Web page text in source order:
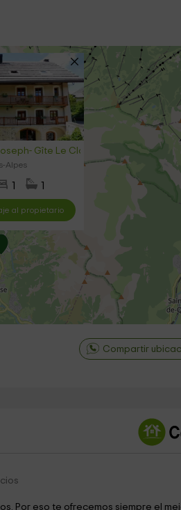
Gîte Le Clouzis
Alpes
al propietario
Compartir
Por eso te ofrecemos siempre el